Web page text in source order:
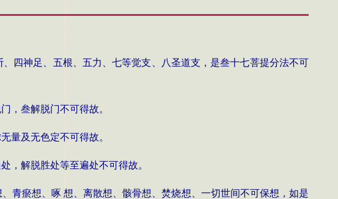
四神足、五根、五力、七等觉支、八圣道支，是叁十七菩提分法不可
，叁解脱门不可得故。
量及无色定不可得故。
，解脱胜处等至遍处不可得故。
青瘀想、啄 想、离散想、骸骨想、焚烧想、一切世间不可保想，如是